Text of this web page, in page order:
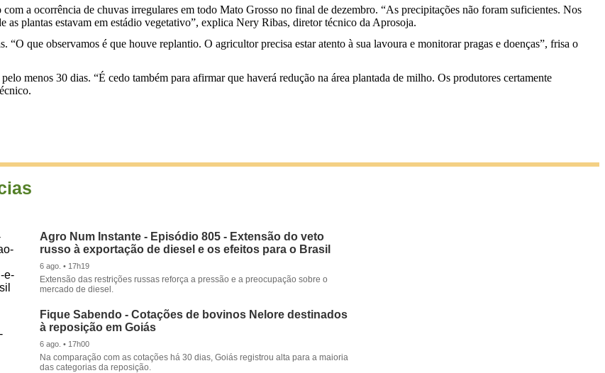
a ocorrência de chuvas irregulares em todo Mato Grosso no final de dezembro. “As precipitações não foram suficientes. Nos
as plantas estavam em estádio vegetativo”, explica Nery Ribas, diretor técnico da Aprosoja.
“O que observamos é que houve replantio. O agricultor precisa estar atento à sua lavoura e monitorar pragas e doenças”, frisa o
menos 30 dias. “É cedo também para afirmar que haverá redução na área plantada de milho. Os produtores certamente
Agro Num Instante - Episódio 805 - Extensão do veto
russo à exportação de diesel e os efeitos para o Brasil
6 ago. • 17h19
Extensão das restrições russas reforça a pressão e a preocupação sobre o
mercado de diesel.
Fique Sabendo - Cotações de bovinos Nelore destinados
à reposição em Goiás
6 ago. • 17h00
Na comparação com as cotações há 30 dias, Goiás registrou alta para a maioria
das categorias da reposição.